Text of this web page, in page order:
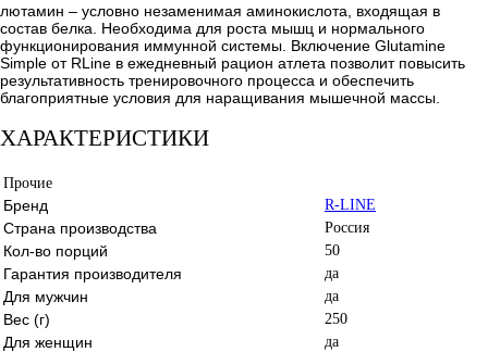
лютамин – условно незаменимая аминокислота, входящая в
состав белка. Необходима для роста мышц и нормального
функционирования иммунной системы. Включение Glutamine
Simple от RLine в ежедневный рацион атлета позволит повысить
результативность тренировочного процесса и обеспечить
благоприятные условия для наращивания мышечной массы.
ХАРАКТЕРИСТИКИ
Прочие
Бренд R-LINE
Страна производства Россия
Кол-во порций 50
Гарантия производителя да
Для мужчин да
Вес (г) 250
Для женщин да